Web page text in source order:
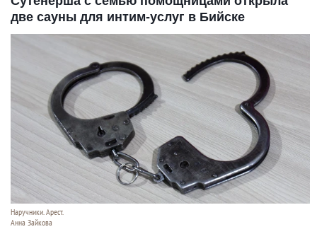
две сауны для интим-услуг в Бийске
Наручники. Арест.
Анна Зайкова